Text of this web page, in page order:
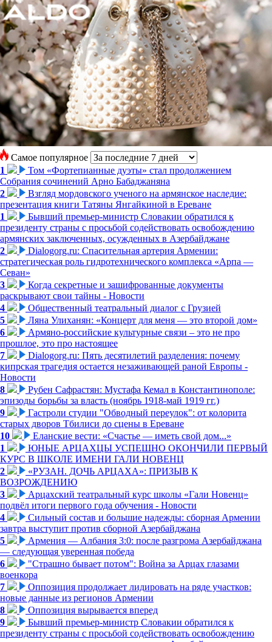
Самое популярное
1
Том «Фортепианные дуэты» стал продолжением
Собрания сочинений Арно Бабаджаняна
2
Взгляд мордовского ученого на армянское наследие:
презентация книги Татяны Янгайкиной в Ереване
1
Бывший премьер-министр Словакии обратился к
президенту страны с просьбой содействовать освобождению
армянских заключенных, осужденных в Азербайджане
2
Dialogorg.ru: Спасительная артерия Армении:
стратегическая роль гидротехнического комплекса «Арпа —
Севан»
3
Когда секретные и зашифрованные документы
раскрывают свои тайны - Новости
4
Общественный театральный диалог с Грузией
5
Ляна Улиханян: «Концерт для меня — это второй дом»
6
Армяно-российские культурные связи – это не про
прошлое, это про настоящее
7
Dialogorg.ru: Пять десятилетий разделения: почему
кипрская трагедия остается незаживающей раной Европы -
Новости
8
Рубен Сафрастян: Мустафа Кемал в Константинополе:
эпизоды борьбы за власть (ноябрь 1918-май 1919 гг.)
9
Гастроли студии "Обводный переулок": от колорита
старых дворов Тбилиси до сцены в Ереване
10
Еланские вести: «Счастье — иметь свой дом...»
1
ЮНЫЕ АРЦАХЦЫ УСПЕШНО ОКОНЧИЛИ ПЕРВЫЙ
КУРС В ШКОЛЕ ИМЕНИ ГАЛИ НОВЕНЦ
2
«РУЗАН. ДОЧЬ АРЦАХА»: ПРИЗЫВ К
ВОЗРОЖДЕНИЮ
3
Арцахский театральный курс школы «Гали Новенц»
подвёл итоги первого года обучения - Новости
4
Сильный состав и большие надежды: сборная Армении
завтра выступит против сборной Азербайджана
5
Армения — Албания 3:0: после разгрома Азербайджана
— следующая уверенная победа
6
"Страшно бывает потом": Война за Арцах глазами
военкора
7
Оппозиция продолжает лидировать на ряде участков:
новые данные из регионов Армении
8
Оппозиция вырывается вперед
9
Бывший премьер-министр Словакии обратился к
президенту страны с просьбой содействовать освобождению